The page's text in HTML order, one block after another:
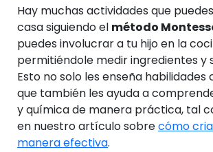
Hay muchas actividades que
casa siguiendo el método
puedes involucrar a tu hijo en la
permitiéndole medir ingredientes y
Esto no solo les enseña habilidades
que también les ayuda a
y química de manera práctica, tal
en nuestro artículo sobrecómo
manera efectiva.